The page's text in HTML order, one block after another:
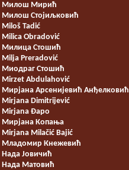
Милош Мирић
Милош Стојиљковић
Miloš Tadić
Milica Obradović
Милица Стошић
Milja Preradović
Миодраг Стошић
Mirzet Abdulahović
Мирјана Арсенијевић Анђелковић
Mirjana Dimitrijević
Mirjana Đapo
Мирјана Копања
Mirjana Milačić Bajić
Младомир Кнежевић
Нада Јовичић
Нада Матовић